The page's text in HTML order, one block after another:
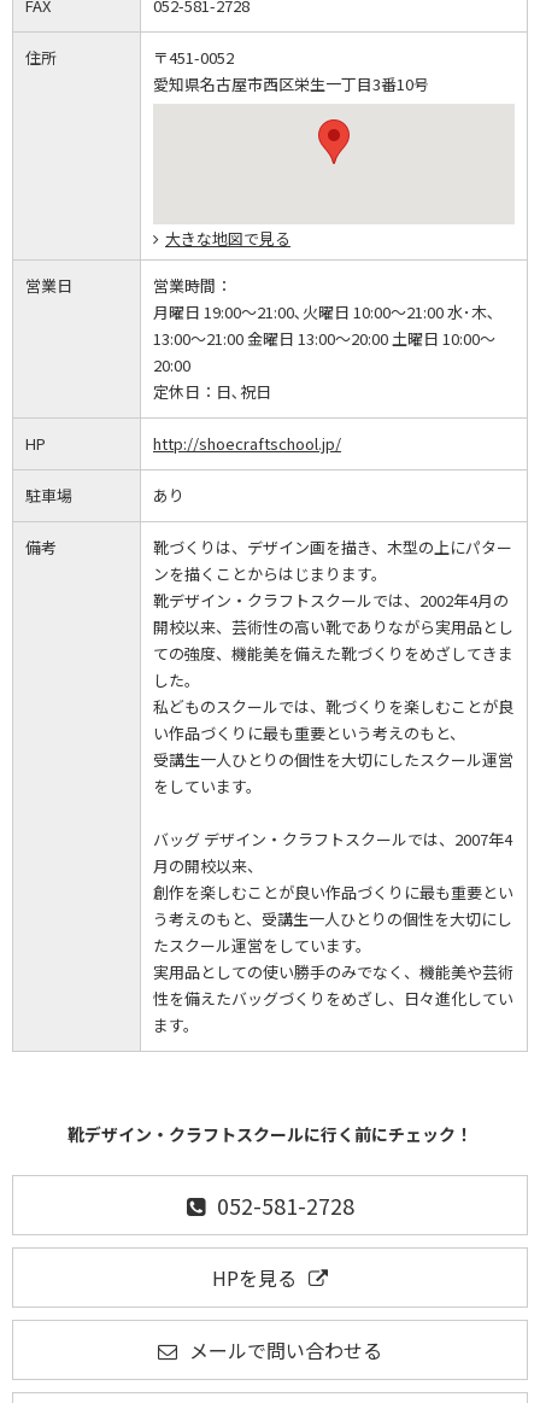
FAX 052-581-2728
住所
〒451-0052
愛知県名古屋市西区栄生一丁目3番10号
大きな地図で見る
営業日
営業時間：
月曜日 19:00～21:00､火曜日 10:00～21:00 水･木､
13:00～21:00 金曜日 13:00～20:00 土曜日 10:00～
20:00
定休日： 日､祝日
HP http://shoecraftschool.jp/
駐車場 あり
備考
靴づくりは、デザイン画を描き、木型の上にパター
ンを描くことからはじまります。
靴デザイン・クラフトスクールでは、2002年4月の
開校以来、芸術性の高い靴でありながら実用品とし
ての強度、機能美を備えた靴づくりをめざしてきま
した。
私どものスクールでは、靴づくりを楽しむことが良
い作品づくりに最も重要という考えのもと、
受講生一人ひとりの個性を大切にしたスクール運営
をしています。
バッグ デザイン・クラフトスクールでは、2007年4
月の開校以来、
創作を楽しむことが良い作品づくりに最も重要とい
う考えのもと、受講生一人ひとりの個性を大切にし
たスクール運営をしています。
実用品としての使い勝手のみでなく、機能美や芸術
性を備えたバッグづくりをめざし、日々進化してい
ます。
靴デザイン・クラフトスクールに行く前にチェック！
052-581-2728
HPを見る
メールで問い合わせる